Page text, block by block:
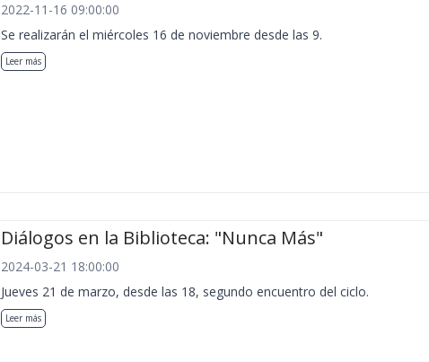
2022-11-16 09:00:00
Se realizarán el miércoles 16 de noviembre desde las 9.
Leer más
Diálogos en la Biblioteca: "Nunca Más"
2024-03-21 18:00:00
Jueves 21 de marzo, desde las 18, segundo encuentro del ciclo.
Leer más